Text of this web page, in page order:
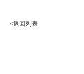
<返回列表